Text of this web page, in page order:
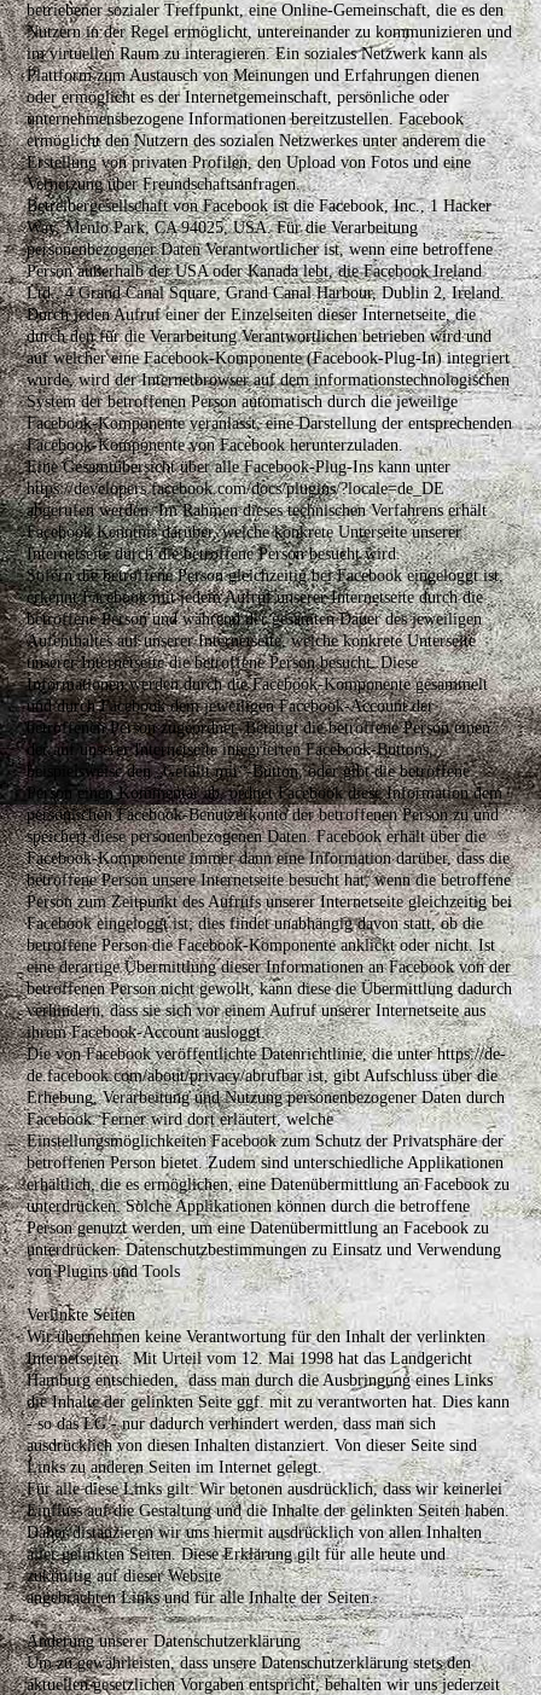
betriebener sozialer Treffpunkt, eine Online-Gemeinschaft, die es den
Nutzern in der Regel ermöglicht, untereinander zu kommunizieren und
im virtuellen Raum zu interagieren. Ein soziales Netzwerk kann als
Plattform zum Austausch von Meinungen und Erfahrungen dienen
oder ermöglicht es der Internetgemeinschaft, persönliche oder
unternehmensbezogene Informationen bereitzustellen. Facebook
ermöglicht den Nutzern des sozialen Netzwerkes unter anderem die
Erstellung von privaten Profilen, den Upload von Fotos und eine
Vernetzung über Freundschaftsanfragen.
Betreibergesellschaft von Facebook ist die Facebook, Inc., 1 Hacker
Way, Menlo Park, CA 94025, USA. Für die Verarbeitung
personenbezogener Daten Verantwortlicher ist, wenn eine betroffene
Person außerhalb der USA oder Kanada lebt, die Facebook Ireland
Ltd., 4 Grand Canal Square, Grand Canal Harbour, Dublin 2, Ireland.
Durch jeden Aufruf einer der Einzelseiten dieser Internetseite, die
durch den für die Verarbeitung Verantwortlichen betrieben wird und
auf welcher eine Facebook-Komponente (Facebook-Plug-In) integriert
wurde, wird der Internetbrowser auf dem informationstechnologischen
System der betroffenen Person automatisch durch die jeweilige
Facebook-Komponente veranlasst, eine Darstellung der entsprechenden
Facebook-Komponente von Facebook herunterzuladen.
Eine Gesamtübersicht über alle Facebook-Plug-Ins kann unter
https://developers.facebook.com/docs/plugins/?locale=de_DE
abgerufen werden. Im Rahmen dieses technischen Verfahrens erhält
Facebook Kenntnis darüber, welche konkrete Unterseite unserer
Internetseite durch die betroffene Person besucht wird.
Sofern die betroffene Person gleichzeitig bei Facebook eingeloggt ist,
erkennt Facebook mit jedem Aufruf unserer Internetseite durch die
betroffene Person und während der gesamten Dauer des jeweiligen
Aufenthaltes auf unserer Internetseite, welche konkrete Unterseite
unserer Internetseite die betroffene Person besucht. Diese
Informationen werden durch die Facebook-Komponente gesammelt
und durch Facebook dem jeweiligen Facebook-Account der
betroffenen Person zugeordnet. Betätigt die betroffene Person einen
der auf unserer Internetseite integrierten Facebook-Buttons,
beispielsweise den „Gefällt mir“-Button, oder gibt die betroffene
Person einen Kommentar ab, ordnet Facebook diese Information dem
persönlichen Facebook-Benutzerkonto der betroffenen Person zu und
speichert diese personenbezogenen Daten. Facebook erhält über die
Facebook-Komponente immer dann eine Information darüber, dass die
betroffene Person unsere Internetseite besucht hat, wenn die betroffene
Person zum Zeitpunkt des Aufrufs unserer Internetseite gleichzeitig bei
Facebook eingeloggt ist; dies findet unabhängig davon statt, ob die
betroffene Person die Facebook-Komponente anklickt oder nicht. Ist
eine derartige Übermittlung dieser Informationen an Facebook von der
betroffenen Person nicht gewollt, kann diese die Übermittlung dadurch
verhindern, dass sie sich vor einem Aufruf unserer Internetseite aus
ihrem Facebook-Account ausloggt.
Die von Facebook veröffentlichte Datenrichtlinie, die unter https://de-
de.facebook.com/about/privacy/abrufbar ist, gibt Aufschluss über die
Erhebung, Verarbeitung und Nutzung personenbezogener Daten durch
Facebook. Ferner wird dort erläutert, welche
Einstellungsmöglichkeiten Facebook zum Schutz der Privatsphäre der
betroffenen Person bietet. Zudem sind unterschiedliche Applikationen
erhältlich, die es ermöglichen, eine Datenübermittlung an Facebook zu
unterdrücken. Solche Applikationen können durch die betroffene
Person genutzt werden, um eine Datenübermittlung an Facebook zu
unterdrücken. Datenschutzbestimmungen zu Einsatz und Verwendung
von Plugins und Tools
Verlinkte Seiten
Wir übernehmen keine Verantwortung für den Inhalt der verlinkten
Internetseiten. Mit Urteil vom 12. Mai 1998 hat das Landgericht
Hamburg entschieden, dass man durch die Ausbringung eines Links
die Inhalte der gelinkten Seite ggf. mit zu verantworten hat. Dies kann
- so das LG - nur dadurch verhindert werden, dass man sich
ausdrücklich von diesen Inhalten distanziert. Von dieser Seite sind
Links zu anderen Seiten im Internet gelegt.
Für alle diese Links gilt: Wir betonen ausdrücklich, dass wir keinerlei
Einfluss auf die Gestaltung und die Inhalte der gelinkten Seiten haben.
Daher distanzieren wir uns hiermit ausdrücklich von allen Inhalten
aller gelinkten Seiten. Diese Erklärung gilt für alle heute und
zukünftig auf dieser Website
angebrachten Links und für alle Inhalte der Seiten.
Änderung unserer Datenschutzerklärung
Um zu gewährleisten, dass unsere Datenschutzerklärung stets den
aktuellen gesetzlichen Vorgaben entspricht, behalten wir uns jederzeit